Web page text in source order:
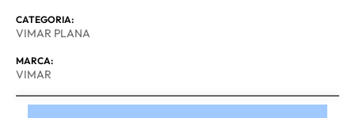
CATEGORIA:
VIMAR PLANA
MARCA:
VIMAR